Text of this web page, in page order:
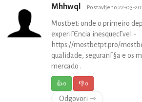
Mhhwql Postavljeno 22-03-
Mostbet: onde o primeiro
experiГЄncia inesquecГ­vel -
https://mostbetpt.pro/
qualidade, seguranГ§a e os
mercado .
👍0 👎0
Odgovori ⇾